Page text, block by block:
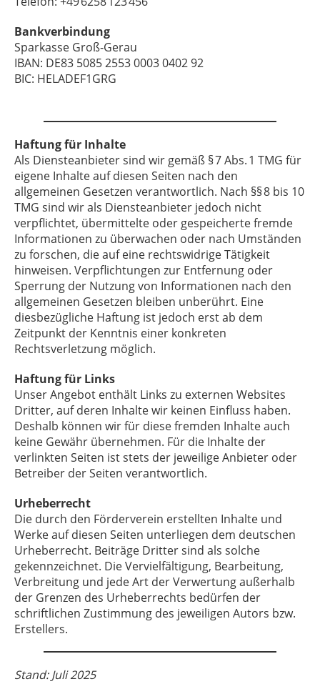
Bankverbindung
Sparkasse Groß‑Gerau
IBAN: DE83 5085 2553 0003 0402 92
BIC: HELADEF1GRG
Haftung für Inhalte
Als Diensteanbieter sind wir gemäß § 7 Abs. 1 TMG für
eigene Inhalte auf diesen Seiten nach den
allgemeinen Gesetzen verantwortlich. Nach §§ 8 bis 10
TMG sind wir als Diensteanbieter jedoch nicht
verpflichtet, übermittelte oder gespeicherte fremde
Informationen zu überwachen oder nach Umständen
zu forschen, die auf eine rechtswidrige Tätigkeit
hinweisen. Verpflichtungen zur Entfernung oder
Sperrung der Nutzung von Informationen nach den
allgemeinen Gesetzen bleiben unberührt. Eine
diesbezügliche Haftung ist jedoch erst ab dem
Zeitpunkt der Kenntnis einer konkreten
Rechtsverletzung möglich.
Haftung für Links
Unser Angebot enthält Links zu externen Websites
Dritter, auf deren Inhalte wir keinen Einfluss haben.
Deshalb können wir für diese fremden Inhalte auch
keine Gewähr übernehmen. Für die Inhalte der
verlinkten Seiten ist stets der jeweilige Anbieter oder
Betreiber der Seiten verantwortlich.
Urheberrecht
Die durch den Förderverein erstellten Inhalte und
Werke auf diesen Seiten unterliegen dem deutschen
Urheberrecht. Beiträge Dritter sind als solche
gekennzeichnet. Die Vervielfältigung, Bearbeitung,
Verbreitung und jede Art der Verwertung außerhalb
der Grenzen des Urheberrechts bedürfen der
schriftlichen Zustimmung des jeweiligen Autors bzw.
Erstellers.
Stand: Juli 2025